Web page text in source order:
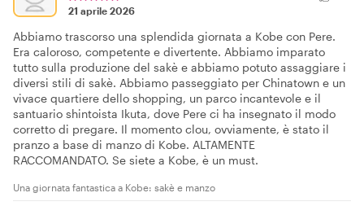
21 aprile 2026
Abbiamo trascorso una splendida giornata a Kobe con Pere.
Era caloroso, competente e divertente. Abbiamo imparato
tutto sulla produzione del sakè e abbiamo potuto assaggiare i
diversi stili di sakè. Abbiamo passeggiato per Chinatown e un
vivace quartiere dello shopping, un parco incantevole e il
santuario shintoista Ikuta, dove Pere ci ha insegnato il modo
corretto di pregare. Il momento clou, ovviamente, è stato il
pranzo a base di manzo di Kobe. ALTAMENTE
RACCOMANDATO. Se siete a Kobe, è un must.
Una giornata fantastica a Kobe: sakè e manzo